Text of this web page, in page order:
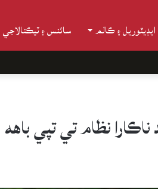
ايڊيٽوريل ۽ ڪالم سائنس ۽ ٽيڪنالاجي
نظام تي تپي باهه